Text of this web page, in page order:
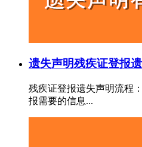
遗失声明残疾证登报
残疾证登报遗失声明流程
报需要的信息...